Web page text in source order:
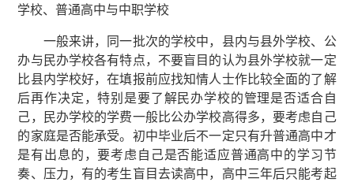
学校、普通高中与中职学校
一般来讲，同一批次的学校中，县内与县外学校、公
办与民办学校各有特点，不要盲目的认为县外学校就一定
比县内学校好，在填报前应找知情人士作比较全面的了解
后再作决定，特别是要了解民办学校的管理是否适合自
己，民办学校的学费一般比公办学校高得多，要考虑自己
的家庭是否能承受。初中毕业后不一定只有升普通高中才
是有出息的，要考虑自己是否能适应普通高中的学习节
奏、压力，有的考生盲目去读高中，高中三年后只能考起